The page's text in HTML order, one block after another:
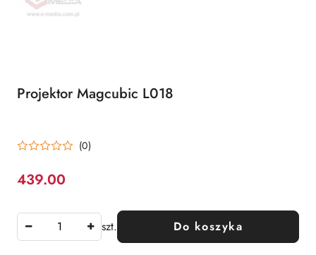
Projektor Magcubic L018
(0)
Cena:
439.00
szt. Do koszyka